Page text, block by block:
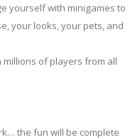
yourself with minigames to
your looks, your pets, and
of players from all
the fun will be complete